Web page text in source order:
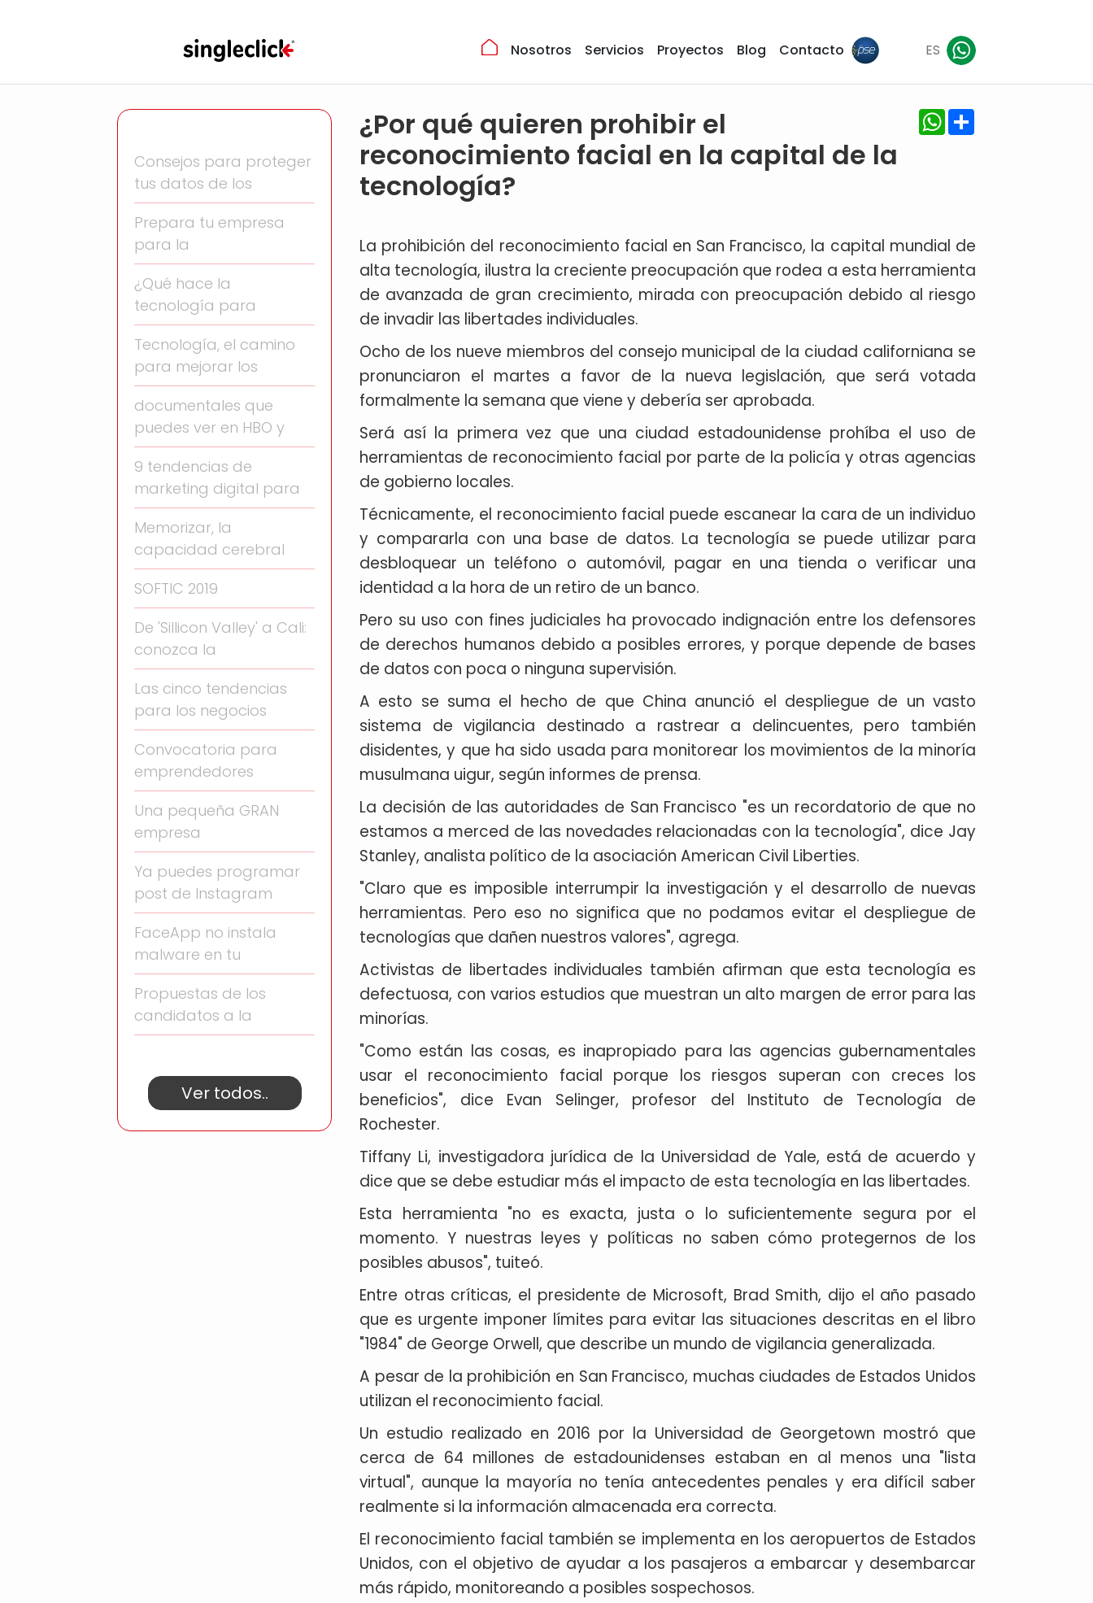
Nosotros Servicios Proyectos Blog Contacto ES
Consejos para proteger
tus datos de los
Prepara tu empresa
para la
¿Qué hace la
tecnología para
Tecnología, el camino
para mejorar los
documentales que
puedes ver en HBO y
9 tendencias de
marketing digital para
Memorizar, la
capacidad cerebral
SOFTIC 2019
De 'Sillicon Valley' a Cali:
conozca la
Las cinco tendencias
para los negocios
Convocatoria para
emprendedores
Una pequeña GRAN
empresa
Ya puedes programar
post de Instagram
FaceApp no instala
malware en tu
Propuestas de los
candidatos a la
Ver todos..
¿Por qué quieren prohibir el
reconocimiento facial en la capital de la
tecnología?
WhatsApp
La prohibición del reconocimiento facial en San Francisco, la capital mundial de
alta tecnología, ilustra la creciente preocupación que rodea a esta herramienta
de avanzada de gran crecimiento, mirada con preocupación debido al riesgo
de invadir las libertades individuales.
Ocho de los nueve miembros del consejo municipal de la ciudad californiana se
pronunciaron el martes a favor de la nueva legislación, que será votada
formalmente la semana que viene y debería ser aprobada.
Será así la primera vez que una ciudad estadounidense prohíba el uso de
herramientas de reconocimiento facial por parte de la policía y otras agencias
de gobierno locales.
Técnicamente, el reconocimiento facial puede escanear la cara de un individuo
y compararla con una base de datos. La tecnología se puede utilizar para
desbloquear un teléfono o automóvil, pagar en una tienda o verificar una
identidad a la hora de un retiro de un banco.
Pero su uso con fines judiciales ha provocado indignación entre los defensores
de derechos humanos debido a posibles errores, y porque depende de bases
de datos con poca o ninguna supervisión.
A esto se suma el hecho de que China anunció el despliegue de un vasto
sistema de vigilancia destinado a rastrear a delincuentes, pero también
disidentes, y que ha sido usada para monitorear los movimientos de la minoría
musulmana uigur, según informes de prensa.
La decisión de las autoridades de San Francisco "es un recordatorio de que no
estamos a merced de las novedades relacionadas con la tecnología", dice Jay
Stanley, analista político de la asociación American Civil Liberties.
"Claro que es imposible interrumpir la investigación y el desarrollo de nuevas
herramientas. Pero eso no significa que no podamos evitar el despliegue de
tecnologías que dañen nuestros valores", agrega.
Activistas de libertades individuales también afirman que esta tecnología es
defectuosa, con varios estudios que muestran un alto margen de error para las
minorías.
"Como están las cosas, es inapropiado para las agencias gubernamentales
usar el reconocimiento facial porque los riesgos superan con creces los
beneficios", dice Evan Selinger, profesor del Instituto de Tecnología de
Rochester.
Tiffany Li, investigadora jurídica de la Universidad de Yale, está de acuerdo y
dice que se debe estudiar más el impacto de esta tecnología en las libertades.
Esta herramienta "no es exacta, justa o lo suficientemente segura por el
momento. Y nuestras leyes y políticas no saben cómo protegernos de los
posibles abusos", tuiteó.
Entre otras críticas, el presidente de Microsoft, Brad Smith, dijo el año pasado
que es urgente imponer límites para evitar las situaciones descritas en el libro
"1984" de George Orwell, que describe un mundo de vigilancia generalizada.
A pesar de la prohibición en San Francisco, muchas ciudades de Estados Unidos
utilizan el reconocimiento facial.
Un estudio realizado en 2016 por la Universidad de Georgetown mostró que
cerca de 64 millones de estadounidenses estaban en al menos una "lista
virtual", aunque la mayoría no tenía antecedentes penales y era difícil saber
realmente si la información almacenada era correcta.
El reconocimiento facial también se implementa en los aeropuertos de Estados
Unidos, con el objetivo de ayudar a los pasajeros a embarcar y desembarcar
más rápido, monitoreando a posibles sospechosos.